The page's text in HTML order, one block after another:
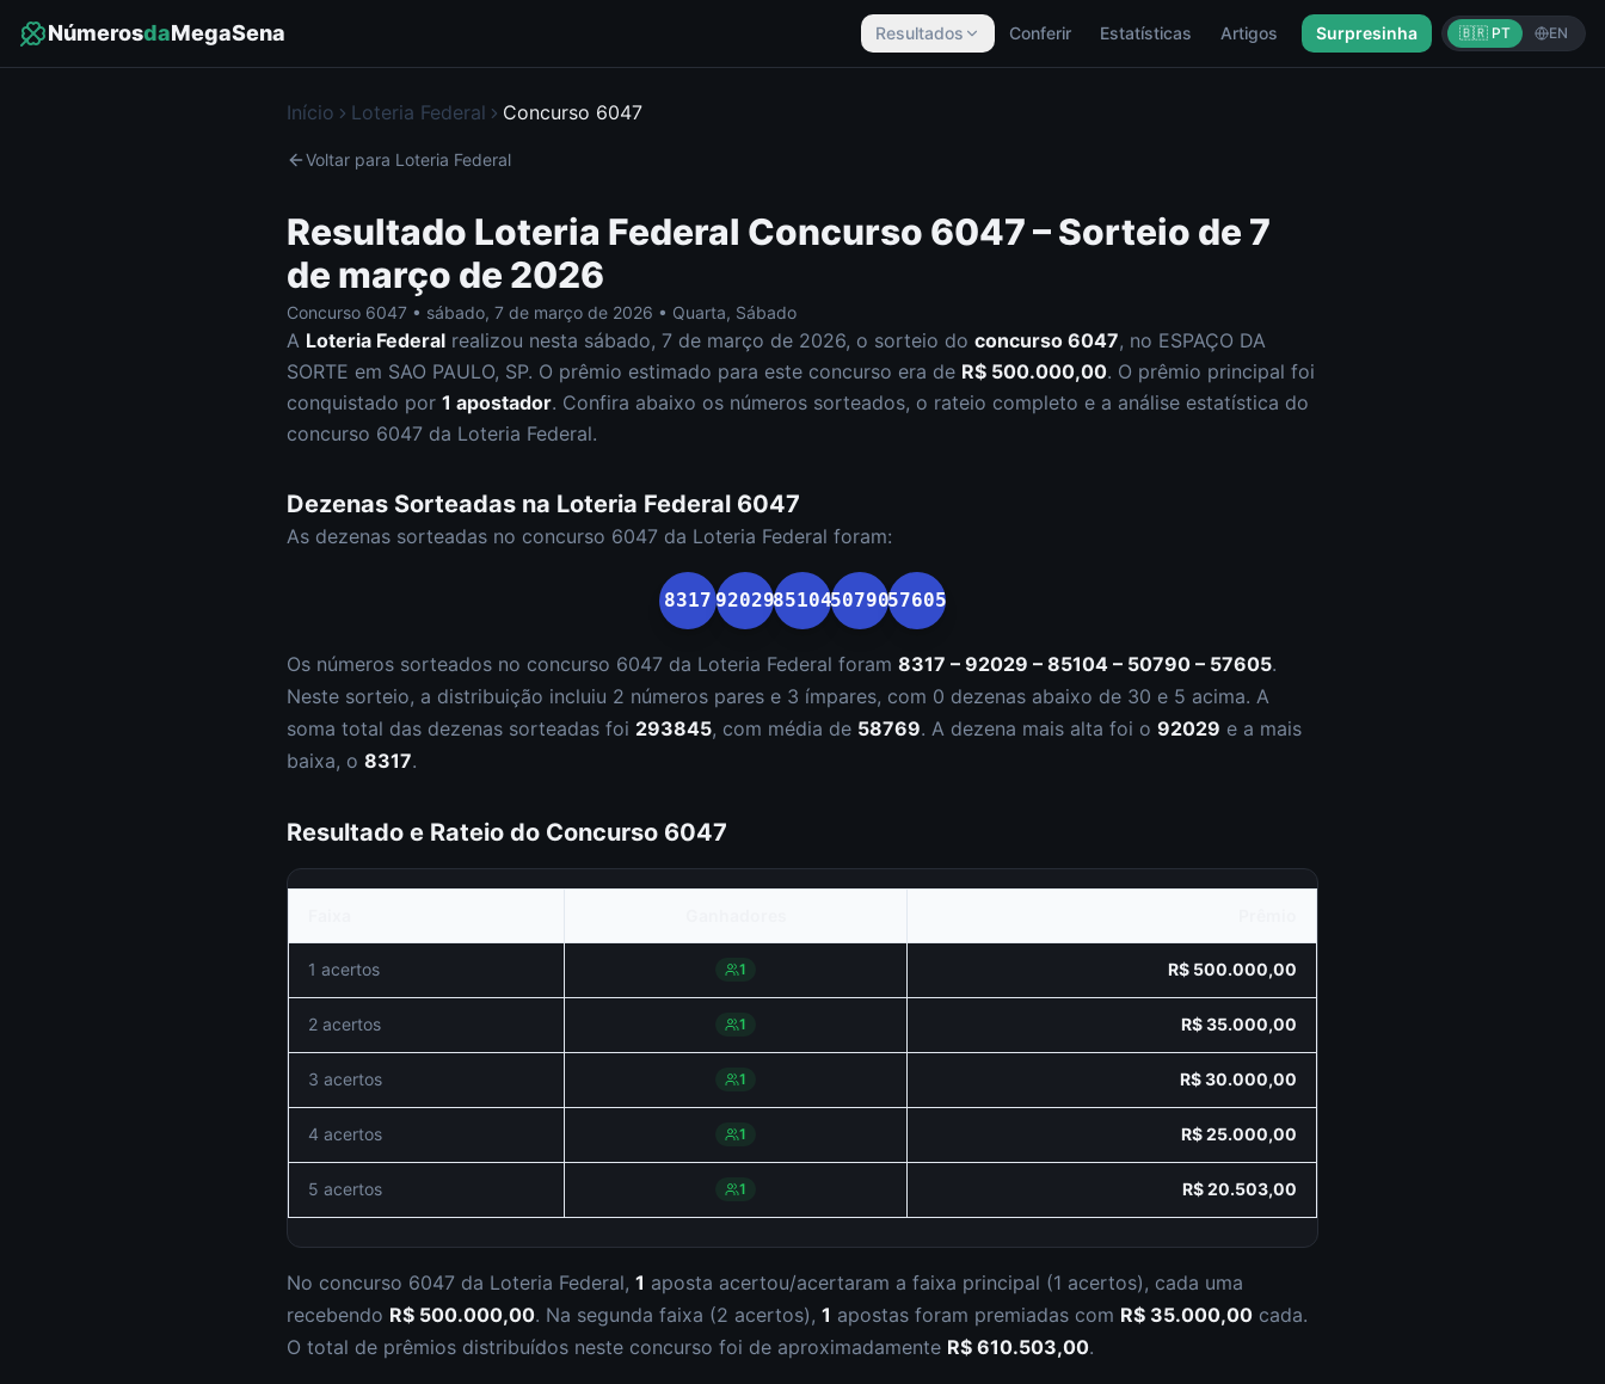
NúmerosdaMegaSena Resultados Conferir Estatísticas Artigos Surpresinha 🇧🇷 PT EN
Início Loteria Federal Concurso 6047
Voltar para Loteria Federal
Resultado Loteria Federal Concurso 6047– Sorteio de 7
de março de 2026
Concurso 6047 • sábado, 7 de março de 2026 • Quarta, Sábado
A Loteria Federal realizou nesta sábado, 7 de março de 2026, o sorteio do concurso 6047, no ESPAÇO DA
SORTE em SAO PAULO, SP. O prêmio estimado para este concurso era de R$ 500.000,00. O prêmio principal foi
conquistado por 1 apostador. Confira abaixo os números sorteados, o rateio completo e a análise estatística do
concurso 6047 da Loteria Federal.
Dezenas Sorteadas na Loteria Federal 6047
As dezenas sorteadas no concurso 6047 da Loteria Federal foram:
8317 92029851045079057605
Os números sorteados no concurso 6047 da Loteria Federal foram 8317 – 92029 – 85104 – 50790 – 57605.
Neste sorteio, a distribuição incluiu 2 números pares e 3 ímpares, com 0 dezenas abaixo de 30 e 5 acima. A
soma total das dezenas sorteadas foi 293845, com média de 58769. A dezena mais alta foi o 92029 e a mais
baixa, o 8317.
Resultado e Rateio do Concurso 6047
1 acertos 1 R$ 500.000,00
2 acertos 1 R$ 35.000,00
3 acertos 1 R$ 30.000,00
4 acertos 1 R$ 25.000,00
5 acertos 1 R$ 20.503,00
No concurso 6047 da Loteria Federal, 1 aposta acertou/acertaram a faixa principal (1 acertos), cada uma
recebendo R$ 500.000,00. Na segunda faixa (2 acertos), 1 apostas foram premiadas com R$ 35.000,00 cada.
O total de prêmios distribuídos neste concurso foi de aproximadamente R$ 610.503,00.